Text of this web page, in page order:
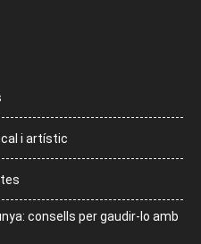
i artístic
consells per gaudir-lo amb